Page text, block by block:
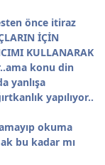
önce itiraz
İÇİN
KULLANARAK
konu din
yanlışa
yapılıyor..
okuma
bu kadar mı